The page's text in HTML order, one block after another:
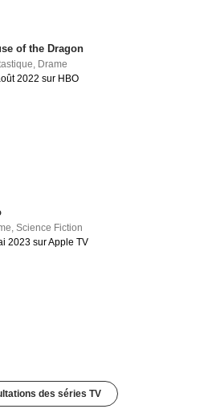
of the Dragon
, Drame
2022 sur HBO
,Science Fiction
2023 sur Apple TV
des séries TV